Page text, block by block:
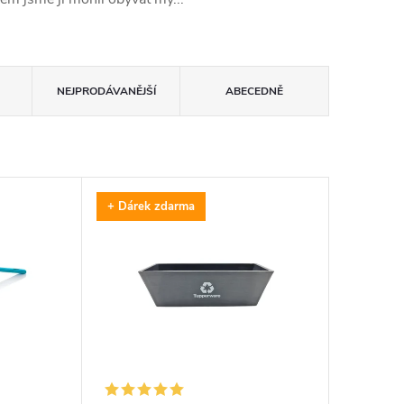
NEJPRODÁVANĚJŠÍ ABECEDNĚ
+ Dárek zdarma